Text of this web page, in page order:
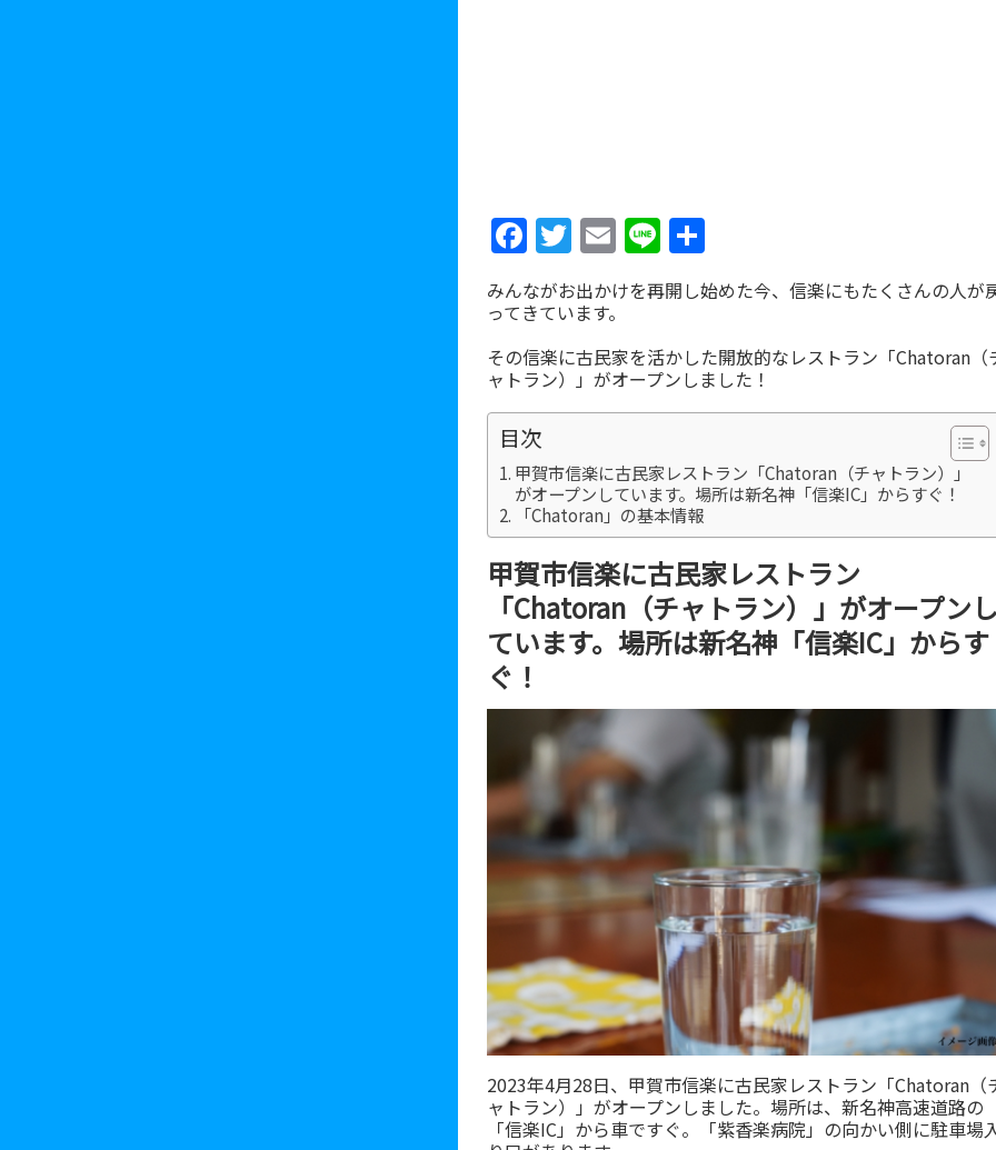
Facebook
Twitter
Email
Line
有
みんながお出かけを再開し始めた今、信楽にもたくさんの人が
ってきています。
その信楽に古民家を活かした開放的なレストラン「Chatoran（
ャトラン）」がオープンしました！
目次
甲賀市信楽に古民家レストラン「Chatoran（チャトラン）」
がオープンしています。場所は新名神「信楽IC」からすぐ！
「Chatoran」の基本情報
甲賀市信楽に古民家レストラン
「Chatoran（チャトラン）」がオープン
ています。場所は新名神「信楽IC」からす
ぐ！
2023年4月28日、甲賀市信楽に古民家レストラン「Chatoran（
ャトラン）」がオープンしました。場所は、新名神高速道路の
「信楽IC」から車ですぐ。「紫香楽病院」の向かい側に駐車場